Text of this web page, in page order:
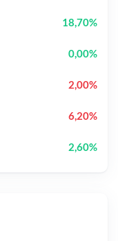
18,70%
0,00%
2,00%
6,20%
2,60%